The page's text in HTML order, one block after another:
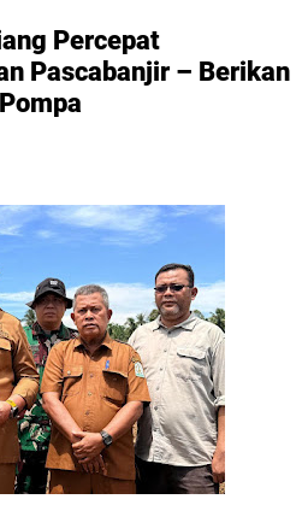
Percepat
Pascabanjir – Berikan